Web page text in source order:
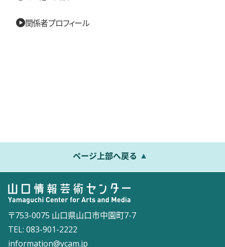
関係者プロフィール
ページ上部へ戻る
〒753-0075 山口県山口市中園町7-7
TEL: 083-901-2222
information@ycam.jp